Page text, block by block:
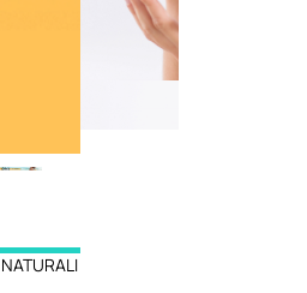
NATURALI